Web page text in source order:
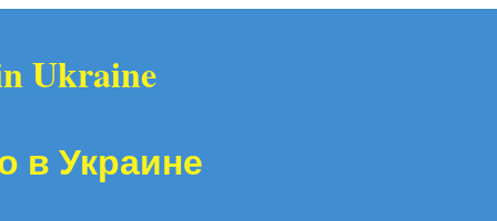
Ukraine
в Украине